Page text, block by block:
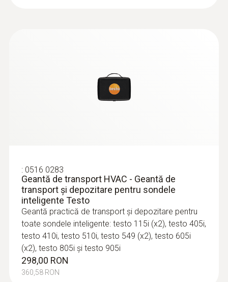
: 0516 0283
Geantă de transport HVAC - Geantă de
transport și depozitare pentru sondele
inteligente Testo
Geantă practică de transport și depozitare pentru
toate sondele inteligente: testo 115i (x2), testo 405i,
testo 410i, testo 510i, testo 549 (x2), testo 605i
(x2), testo 805i și testo 905i
298,00 RON
360,58 RON